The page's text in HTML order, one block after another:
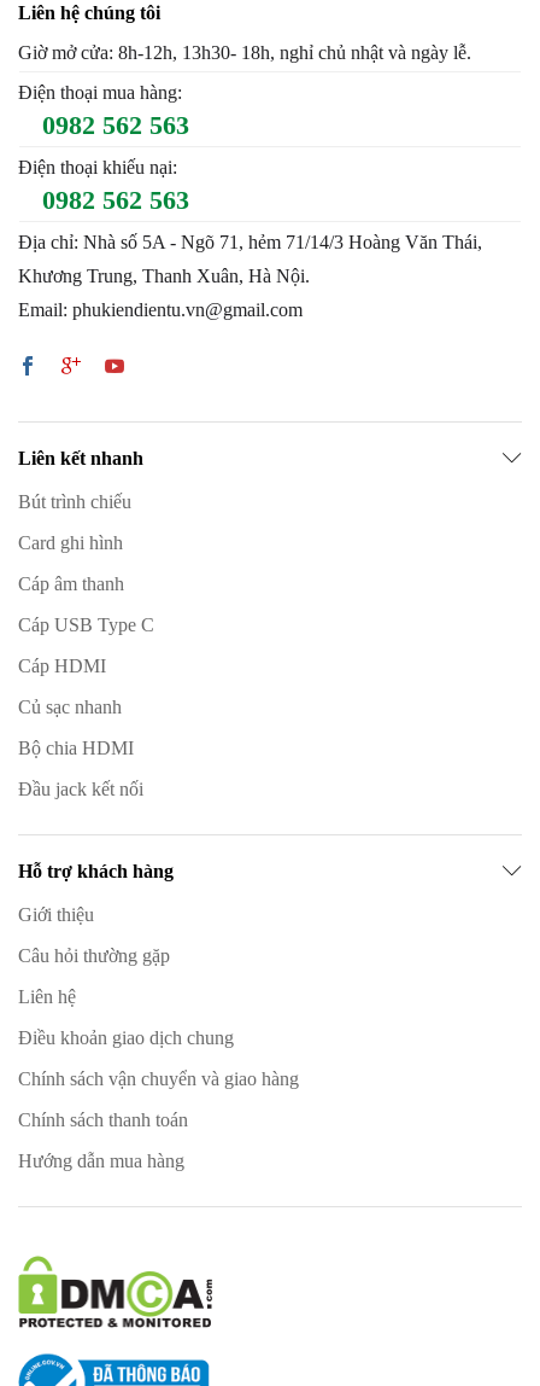
Liên hệ chúng tôi
Giờ mở cửa: 8h-12h, 13h30- 18h, nghỉ chủ nhật và ngày lễ.
Điện thoại mua hàng:
0982 562 563
Điện thoại khiếu nại:
0982 562 563
Địa chỉ: Nhà số 5A - Ngõ 71, hẻm 71/14/3 Hoàng Văn Thái,
Khương Trung, Thanh Xuân, Hà Nội.
Email: phukiendientu.vn@gmail.com
Liên kết nhanh
Bút trình chiếu
Card ghi hình
Cáp âm thanh
Cáp USB Type C
Cáp HDMI
Củ sạc nhanh
Bộ chia HDMI
Đầu jack kết nối
Hỗ trợ khách hàng
Giới thiệu
Câu hỏi thường gặp
Liên hệ
Điều khoản giao dịch chung
Chính sách vận chuyển và giao hàng
Chính sách thanh toán
Hướng dẫn mua hàng